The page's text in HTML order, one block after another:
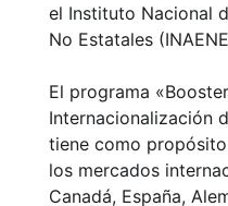
el Instituto Nacional
No Estatales
El programa
Internacionalización
tiene como
los mercados
Canadá, España,